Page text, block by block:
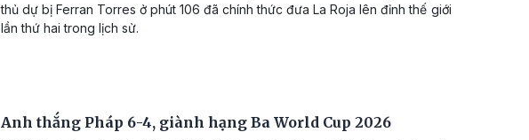
thủ dự bị Ferran Torres ở phút 106 đã chính thức đưa La Roja lên đỉnh thế giới
lần thứ hai trong lịch sử.
Anh thắng Pháp 6-4, giành hạng Ba World Cup 2026